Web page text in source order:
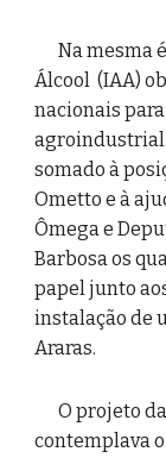
Na mesma
Álcool  (IAA)
nacionais
agroindustrial
somado à
Ometto e à
Ômega e
Barbosa os
papel junto
instalação de
Araras.
O projeto
contemplava